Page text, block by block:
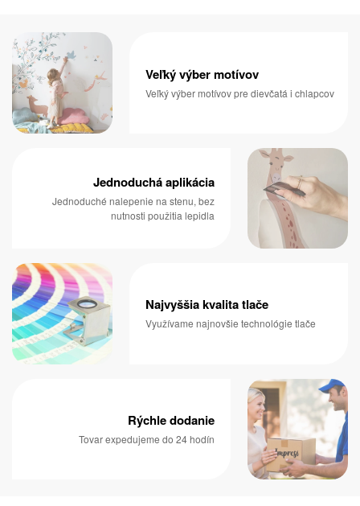
Veľký výber motívov
Veľký výber motívov pre dievčatá i chlapcov
Jednoduchá aplikácia
Jednoduché nalepenie na stenu, bez
nutnosti použitia lepidla
Najvyššia kvalita tlače
Využívame najnovšie technológie tlače
Rýchle dodanie
Tovar expedujeme do 24 hodín